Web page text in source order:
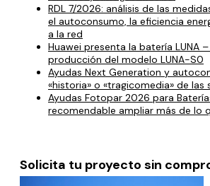
RDL 7/2026: análisis de las
el autoconsumo, la eficiencia
a la red
Huawei presenta la batería LUNA –
producción del modelo LUNA-S0
Ayudas Next Generation y
«historia» o «tragicomedia» de las
Ayudas Fotopar 2026 para
recomendable ampliar más de lo
Solicita tu proyecto sin